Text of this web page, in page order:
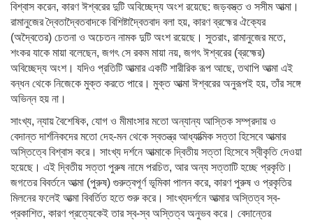
বিশ্বাস করেন, কারণ ঈশ্বরের দুটি অবিচ্ছেদ্য অংশ রয়েছে: জড়বস্ত্ত ও সসীম আত্মা।
রামানুজের দ্বৈতাদ্বৈতবাদকে বিশিষ্টাদ্বৈতবাদ বলা হয়, কারণ ব্রহ্মের ঐক্যের
(অদ্বৈতের) চেতনা ও অচেতন নামক দুটি অংশ রয়েছে। সুতরাং, রামানুজের মতে,
শংকর যাকে মায়া বলেছেন, জগৎ সে রকম মায়া নয়, জগৎ ঈশ্বরের (ব্রহ্মের)
অবিচ্ছেদ্য অংশ। যদিও প্রতিটি আত্মার একটি শারীরিক রূপ আছে, তথাপি আত্মা এই
বন্ধন থেকে নিজেকে মুক্ত করতে পারে। মুক্ত আত্মা ঈশ্বরের অনুরূপই হয়, তাঁর সঙ্গে
অভিন্ন হয় না।
সাংখ্য, ন্যায় বৈশেষিক, যোগ ও মীমাংসার মতো অন্যান্য আস্তিক সম্প্রদায় ও
বেদান্ত দার্শনিকদের মতো দেহ-মন থেকে স্বতন্ত্র আধ্যাত্মিক সত্তা হিসেবে আত্মার
অস্তিত্বে বিশ্বাস করে। সাংখ্য দর্শনে আত্মাকে দ্বিতীয় সত্তা হিসেবে স্বীকৃতি দেওয়া
হয়েছে। এই দ্বিতীয় সত্তা পুরুষ নামে পরচিত, আর অন্য সত্তাটি হচ্ছে প্রকৃতি।
জগতের বিবর্তনে আত্মা (পুরুষ) গুরুত্বপূর্ণ ভূমিকা পালন করে, কারণ পুরুষ ও প্রকৃতির
মিলনের ফলেই আত্মা বিবর্তিত হতে শুরু করে। সাংখ্যদর্শনে আত্মার অস্তিত্ব স্ব-
প্রকাশিত, কারণ প্রত্যেকেই তার স্ব-স্ব অস্তিত্ব অনুভব করে। বেদান্তের